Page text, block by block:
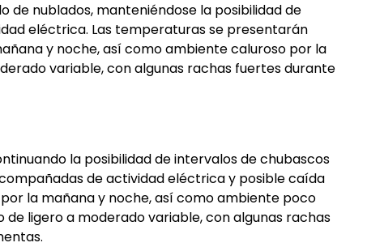
de nublados, manteniéndose la posibilidad de
eléctrica. Las temperaturas se presentarán
y noche, así como ambiente caluroso por la
variable, con algunas rachas fuertes durante
la posibilidad de intervalos de chubascos
de actividad eléctrica y posible caída
la mañana y noche, así como ambiente poco
ligero a moderado variable, con algunas rachas